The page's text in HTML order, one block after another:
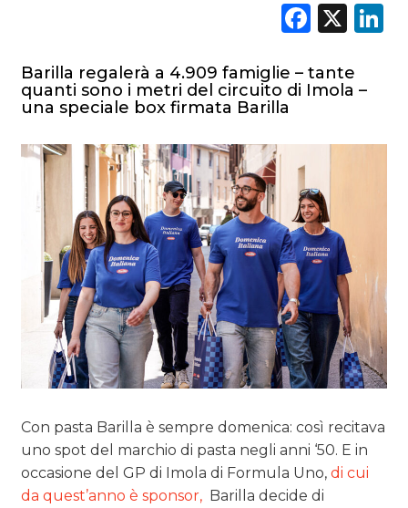
X
Barilla regalerà a 4.909 famiglie – tante
quanti sono i metri del circuito di Imola –
una speciale box firmata Barilla
Con pasta Barilla è sempre domenica: così recitava
uno spot del marchio di pasta negli anni ‘50. E in
occasione del GP di Imola di Formula Uno,di cui
da quest’anno è sponsor, Barilla decide di